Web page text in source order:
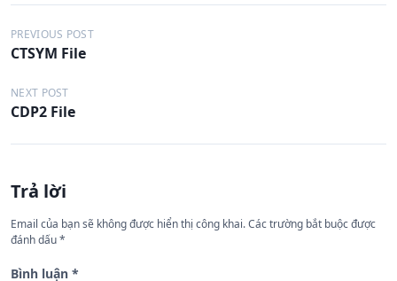
Đ
i
ề
u
h
ớ
n
g
PREVIOUS POST
CTSYM File
NEXT POST
CDP2 File
Trả lời
Email của bạn sẽ không được hiển thị công khai.Các trường bắt buộc được
đánh dấu*
Bình luận *